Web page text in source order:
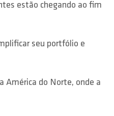
estão chegando ao fim
seu portfólio e
América do Norte, onde a